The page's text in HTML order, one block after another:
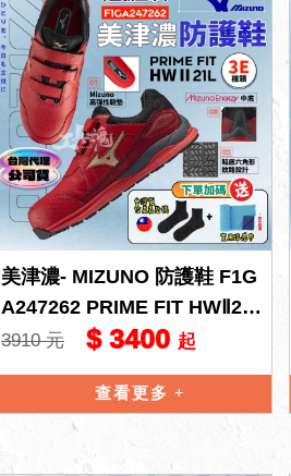
美津濃- MIZUNO 防護鞋 F1G
A247262 PRIME FIT HWⅡ21
L 寬楦 安全
3910 元 $ 3400 起
查看更多